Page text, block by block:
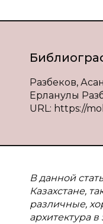
Разбеков,
Ерланулы
URL: https://
В данной
Казахстане,
различные,
архитектура